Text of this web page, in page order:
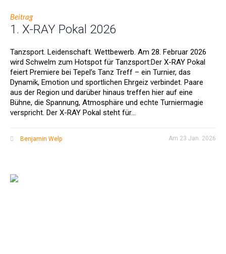
Beitrag
1. X-RAY Pokal 2026
Tanzsport. Leidenschaft. Wettbewerb. Am 28. Februar 2026
wird Schwelm zum Hotspot für Tanzsport:Der X-RAY Pokal
feiert Premiere bei Tepel’s Tanz Treff – ein Turnier, das
Dynamik, Emotion und sportlichen Ehrgeiz verbindet. Paare
aus der Region und darüber hinaus treffen hier auf eine
Bühne, die Spannung, Atmosphäre und echte Turniermagie
verspricht. Der X-RAY Pokal steht für...
Am 23 Jan. 2026
Benjamin Welp